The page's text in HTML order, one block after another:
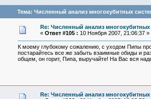
Тема: Численный анализ многокубитных
Re: Численный анализ многокубитных
« Ответ #105 : 10 Ноября 2007, 21:06:37 »
К моему глубокому сожалению, с уходом Пипы
постарайтесь все же забыть взаимные обиды и
общем, он горит, Пипа, выручайте! На Вас вся
Re: Численный анализ многокубитных